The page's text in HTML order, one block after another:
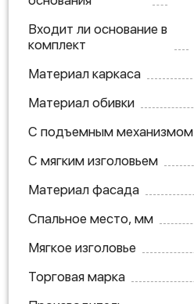
Входит ли основание в
комплект
Материал каркаса
Материал обивки
С подъемным механизмом
С мягким изголовьем
Материал фасада
Спальное место, мм
Мягкое изголовье
Торговая марка